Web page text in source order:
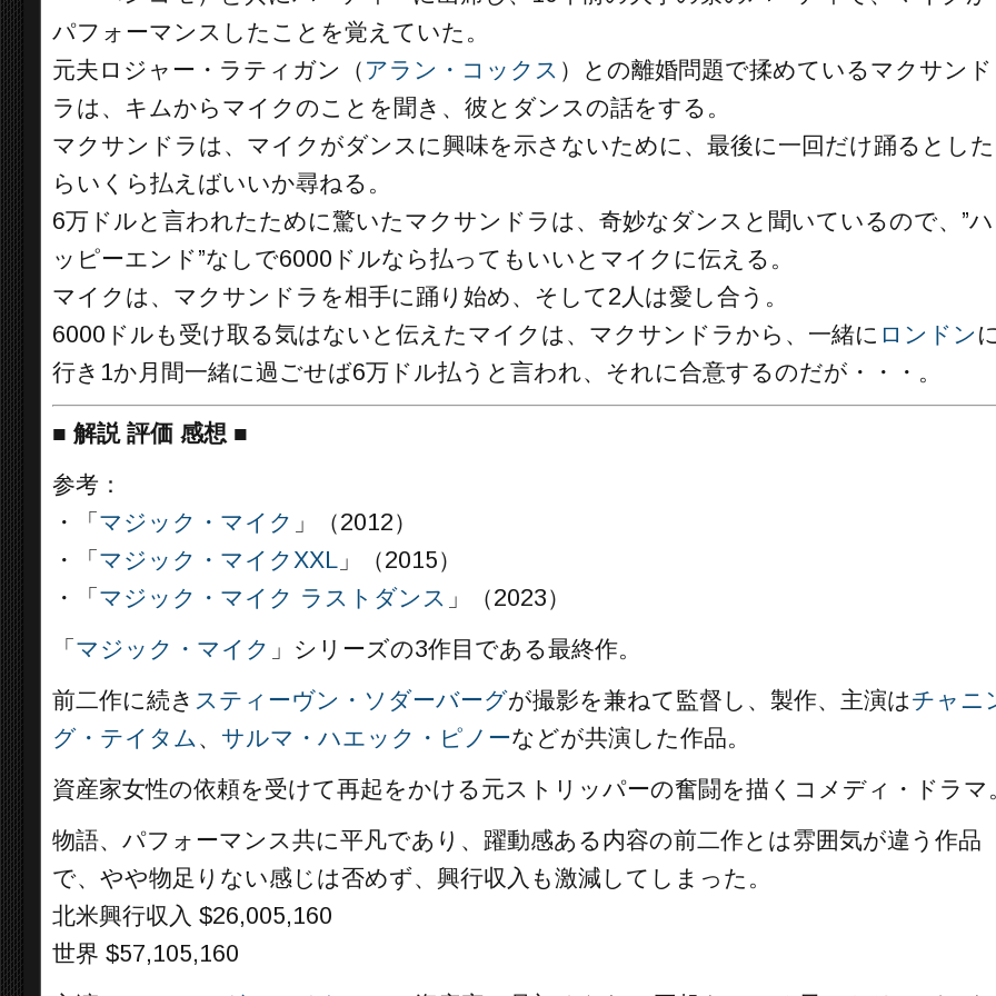
パフォーマンスしたことを覚えていた。
元夫ロジャー・ラティガン（ アラン・コックス ）との離婚問題で揉めているマクサンド
ラは、キムからマイクのことを聞き、彼とダンスの話をする。
マクサンドラは、マイクがダンスに興味を示さないために、最後に一回だけ踊るとした
らいくら払えばいいか尋ねる。
6万ドルと言われたために驚いたマクサンドラは、奇妙なダンスと聞いているので、”ハ
ッピーエンド”なしで6000ドルなら払ってもいいとマイクに伝える。
マイクは、マクサンドラを相手に踊り始め、そして2人は愛し合う。
6000ドルも受け取る気はないと伝えたマイクは、マクサンドラから、一緒に ロンドン
行き1か月間一緒に過ごせば6万ドル払うと言われ、それに合意するのだが・・・。
■ 解説 評価 感想 ■
参考：
・「 マジック・マイク 」（2012）
・「 マジック・マイクXXL 」（2015）
・「 マジック・マイク ラストダンス 」（2023）
「 マジック・マイク 」シリーズの3作目である最終作。
前二作に続き スティーヴン・ソダーバーグが撮影を兼ねて監督し、製作、主演はチャニ
グ・テイタム、 サルマ・ハエック・ピノーなどが共演した作品。
資産家女性の依頼を受けて再起をかける元ストリッパーの奮闘を描くコメディ・ドラマ
物語、パフォーマンス共に平凡であり、躍動感ある内容の前二作とは雰囲気が違う作品
で、やや物足りない感じは否めず、興行収入も激減してしまった。
北米興行収入 $26,005,160
世界 $57,105,160